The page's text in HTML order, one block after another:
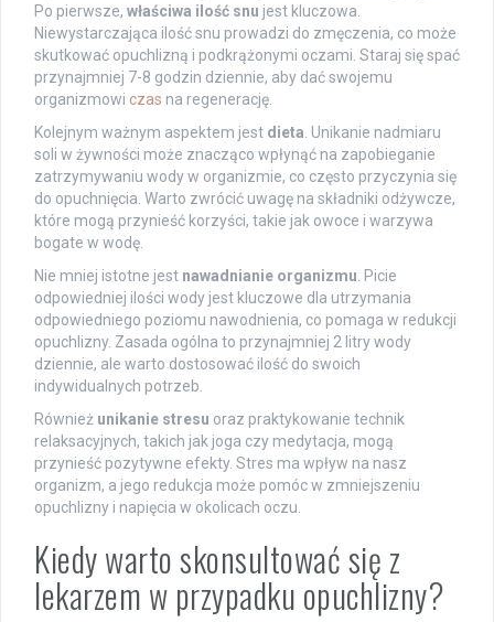
Po pierwsze, właściwa ilość snu jest kluczowa.
Niewystarczająca ilość snu prowadzi do zmęczenia, co może
skutkować opuchlizną i podkrążonymi oczami. Staraj się spać
przynajmniej 7-8 godzin dziennie, aby dać swojemu
organizmowi czas na regenerację.
Kolejnym ważnym aspektem jest dieta. Unikanie nadmiaru
soli w żywności może znacząco wpłynąć na zapobieganie
zatrzymywaniu wody w organizmie, co często przyczynia się
do opuchnięcia. Warto zwrócić uwagę na składniki odżywcze,
które mogą przynieść korzyści, takie jak owoce i warzywa
bogate w wodę.
Nie mniej istotne jest nawadnianie organizmu. Picie
odpowiedniej ilości wody jest kluczowe dla utrzymania
odpowiedniego poziomu nawodnienia, co pomaga w redukcji
opuchlizny. Zasada ogólna to przynajmniej 2 litry wody
dziennie, ale warto dostosować ilość do swoich
indywidualnych potrzeb.
Również unikanie stresu oraz praktykowanie technik
relaksacyjnych, takich jak joga czy medytacja, mogą
przynieść pozytywne efekty. Stres ma wpływ na nasz
organizm, a jego redukcja może pomóc w zmniejszeniu
opuchlizny i napięcia w okolicach oczu.
Kiedy warto skonsultować się z
lekarzem w przypadku opuchlizny?